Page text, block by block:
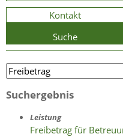
Kontakt
Suche
Suchergebnis
Leistung
Freibetrag für